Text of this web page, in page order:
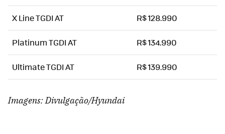
X Line TGDI AT R$ 128.990
Platinum TGDI AT R$ 134.990
Ultimate TGDI AT R$ 139.990
Imagens: Divulgação/Hyundai